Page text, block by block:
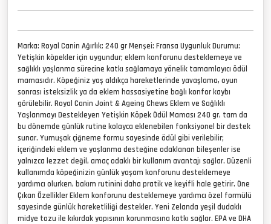
Marka: Royal Canin Ağırlık: 240 gr Menşei: Fransa Uygunluk Durumu:
Yetişkin köpekler için uygundur; eklem konforunu desteklemeye ve
sağlıklı yaşlanma sürecine katkı sağlamaya yönelik tamamlayıcı ödül
mamasıdır. Köpeğiniz yaş aldıkça hareketlerinde yavaşlama, oyun
sonrası isteksizlik ya da eklem hassasiyetine bağlı konfor kaybı
görülebilir. Royal Canin Joint & Ageing Chews Eklem ve Sağlıklı
Yaşlanmayı Destekleyen Yetişkin Köpek Ödül Maması 240 gr, tam da
bu dönemde günlük rutine kolayca eklenebilen fonksiyonel bir destek
sunar. Yumuşak çiğneme formu sayesinde ödül gibi verilebilir;
içeriğindeki eklem ve yaşlanma desteğine odaklanan bileşenler ise
yalnızca lezzet değil, amaç odaklı bir kullanım avantajı sağlar. Düzenli
kullanımda köpeğinizin günlük yaşam konforunu desteklemeye
yardımcı olurken, bakım rutinini daha pratik ve keyifli hale getirir. Öne
Çıkan Özellikler Eklem konforunu desteklemeye yardımcı özel formülü
sayesinde günlük hareketliliği destekler. Yeni Zelanda yeşil dudaklı
midye tozu ile kıkırdak yapısının korunmasına katkı sağlar. EPA ve DHA